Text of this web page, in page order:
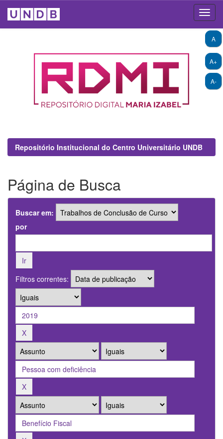
A+
A-
A
Repositório Institucional do Centro Universitário UNDB
Página de Busca
Buscar em:
por
Filtros correntes: